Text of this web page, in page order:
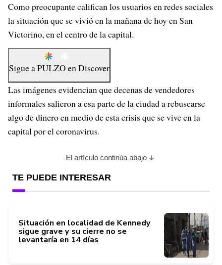
Como preocupante califican los usuarios en redes sociales
la situación que se vivió en la mañana de hoy en San
Victorino, en el centro de la capital.
Sigue aPULZO enDiscover
Las imágenes evidencian que decenas de vendedores
informales salieron a esa parte de la ciudad a rebuscarse
algo de dinero en medio de esta crisis que se vive en la
capital por el coronavirus.
El artículo continúa abajo
TE PUEDE INTERESAR
Situación en localidad de Kennedy
sigue grave y su cierre no se
levantaría en 14 días